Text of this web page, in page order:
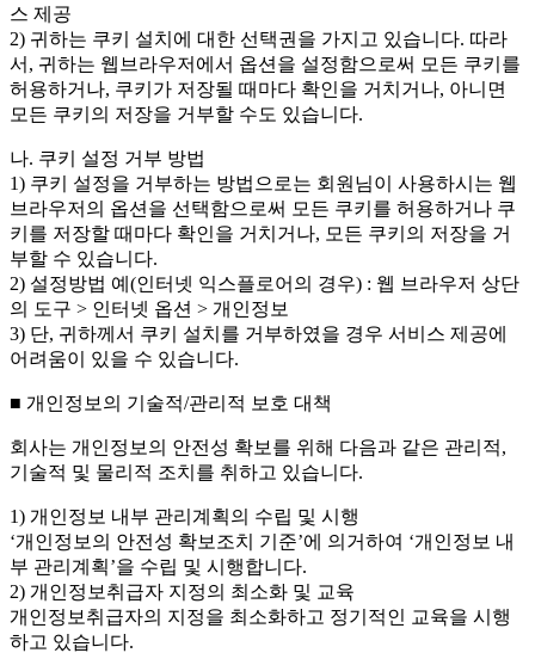
스 제공
2) 귀하는 쿠키 설치에 대한 선택권을 가지고 있습니다. 따라
서, 귀하는 웹브라우저에서 옵션을 설정함으로써 모든 쿠키를
허용하거나, 쿠키가 저장될 때마다 확인을 거치거나, 아니면
모든 쿠키의 저장을 거부할 수도 있습니다.
나. 쿠키 설정 거부 방법
1) 쿠키 설정을 거부하는 방법으로는 회원님이 사용하시는 웹
브라우저의 옵션을 선택함으로써 모든 쿠키를 허용하거나 쿠
키를 저장할 때마다 확인을 거치거나, 모든 쿠키의 저장을 거
부할 수 있습니다.
2) 설정방법 예(인터넷 익스플로어의 경우) : 웹 브라우저 상단
의 도구 > 인터넷 옵션 > 개인정보
3) 단, 귀하께서 쿠키 설치를 거부하였을 경우 서비스 제공에
어려움이 있을 수 있습니다.
■ 개인정보의 기술적/관리적 보호 대책
회사는 개인정보의 안전성 확보를 위해 다음과 같은 관리적,
기술적 및 물리적 조치를 취하고 있습니다.
1) 개인정보 내부 관리계획의 수립 및 시행
‘개인정보의 안전성 확보조치 기준’에 의거하여 ‘개인정보 내
부 관리계획’을 수립 및 시행합니다.
2) 개인정보취급자 지정의 최소화 및 교육
개인정보취급자의 지정을 최소화하고 정기적인 교육을 시행
하고 있습니다.